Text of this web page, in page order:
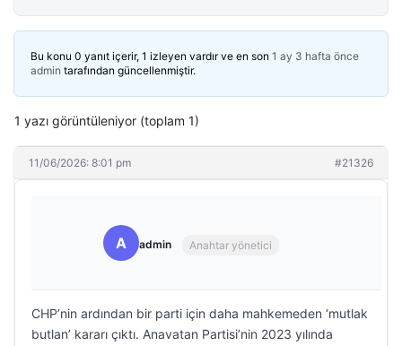
Bu konu 0 yanıt içerir, 1 izleyen vardır ve en son 1 ay 3 hafta önce
admin tarafından güncellenmiştir.
1 yazı görüntüleniyor (toplam 1)
11/06/2026: 8:01 pm #21326
A admin Anahtar yönetici
CHP’nin ardından bir parti için daha mahkemeden ‘mutlak
butlan’ kararı çıktı. Anavatan Partisi’nin 2023 yılında